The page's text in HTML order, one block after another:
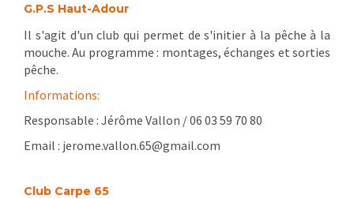
G.P.S Haut-Adour
Il s'agit d'un club qui permet de s'initier à la pêche à la
mouche. Au programme : montages, échanges et sorties
pêche.
Informations:
Responsable : Jérôme Vallon / 06 03 59 70 80
Email : jerome.vallon.65@gmail.com
Club Carpe 65